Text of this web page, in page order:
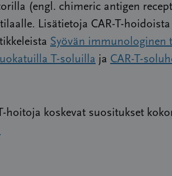
(engl. chimeric antigen
Lisätietoja CAR-T-
Syövän immunologinen
T-soluilla ja CAR-T-
hoitoja koskevat suositukset